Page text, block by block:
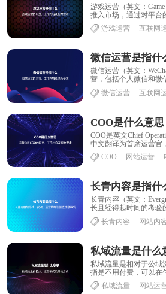
游戏运营（英文：
推入市场，通过对平台
识、再到了解实际线上
游戏运营 互联网
微信运营（英文：
营，包括个人微信和微
微信跟用户达到沟通的
微信运营 互联网
COO是英文Chief
中文翻译为首席运营官
公司日常运作，对营......
COO 网站运营
长青内容（英文：
长且经得起时间的考验
文献资料等，常青内容
长青内容 网站内
私域流量是相对于公域
指是不用付费，可以在
达到用户的渠道，比如
也......私域流量 网站运